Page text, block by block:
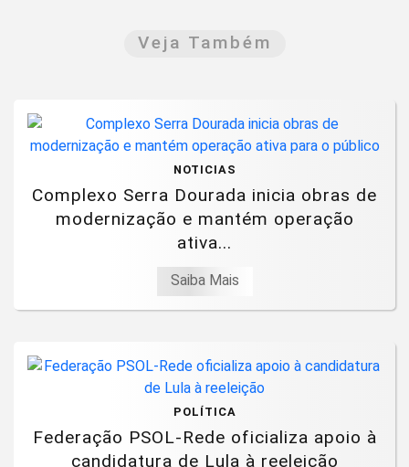
Veja Também
NOTICIAS
Complexo Serra Dourada inicia obras de
modernização e mantém operação
ativa...
Saiba Mais
POLÍTICA
Federação PSOL-Rede oficializa apoio à
candidatura de Lula à reeleição